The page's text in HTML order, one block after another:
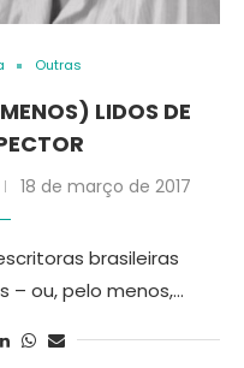
Outras
LIDOS DE
18 de março de 2017
brasileiras
– ou, pelo menos,…